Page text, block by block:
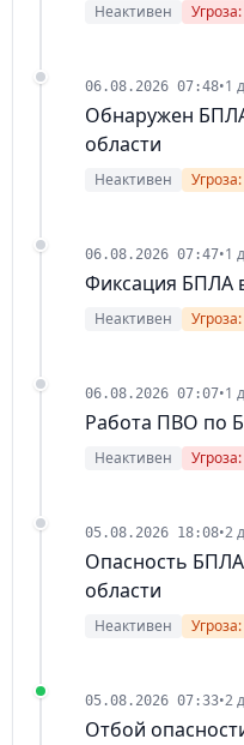
Неактивен
06.08.2026 07:48•1
Обнаружен
области
Неактивен
06.08.2026 07:47•1
Фиксация БПЛА
Неактивен
06.08.2026 07:07•1
Работа ПВО по
Неактивен
05.08.2026 18:08•2
Опасность
области
Неактивен
05.08.2026 07:33•2
Отбой